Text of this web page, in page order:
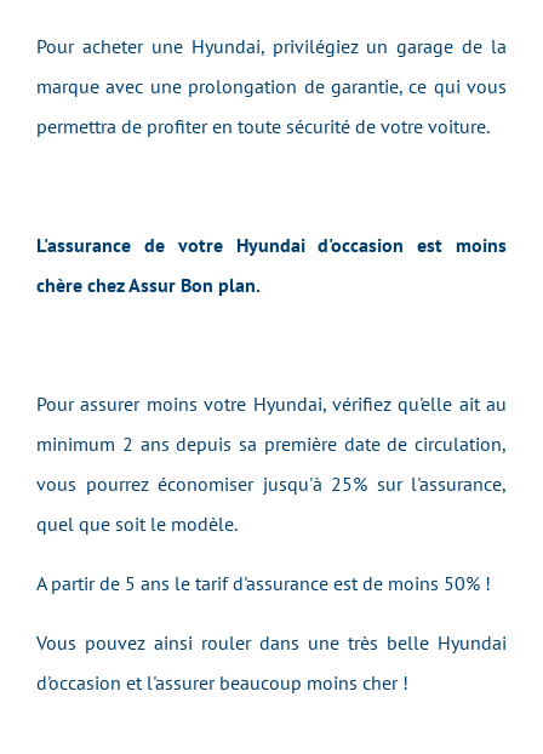
Pour acheter une Hyundai, privilégiez un garage de la
marque avec une prolongation de garantie, ce qui vous
permettra de profiter en toute sécurité de votre voiture.
L'assurance de votre Hyundai d'occasion est moins
chère chez Assur Bon plan.
Pour assurer moins votre Hyundai, vérifiez qu'elle ait au
minimum 2 ans depuis sa première date de circulation,
vous pourrez économiser jusqu'à 25% sur l'assurance,
quel que soit le modèle.
A partir de 5 ans le tarif d'assurance est de moins 50% !
Vous pouvez ainsi rouler dans une très belle Hyundai
d'occasion et l'assurer beaucoup moins cher !